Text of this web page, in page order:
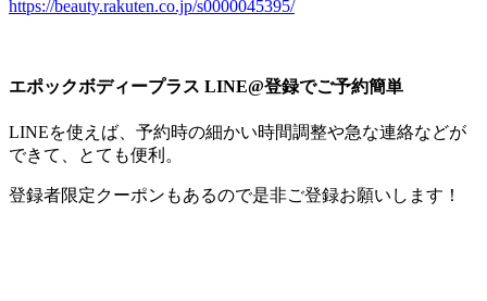
https://beauty.rakuten.co.jp/s0000045395/
エポックボディープラス LINE@登録でご予約簡単
LINEを使えば、予約時の細かい時間調整や急な連絡などが
できて、とても便利。
登録者限定クーポンもあるので是非ご登録お願いします！